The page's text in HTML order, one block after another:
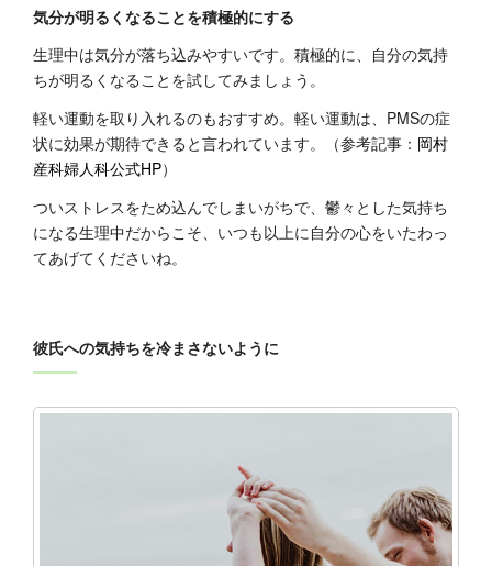
気分が明るくなることを積極的にする
生理中は気分が落ち込みやすいです。積極的に、自分の気持
ちが明るくなることを試してみましょう。
軽い運動を取り入れるのもおすすめ。軽い運動は、PMSの症
状に効果が期待できると言われています。（参考記事： 岡村
産科婦人科公式HP）
ついストレスをため込んでしまいがちで、鬱々とした気持ち
になる生理中だからこそ、いつも以上に自分の心をいたわっ
てあげてくださいね。
彼氏への気持ちを冷まさないように